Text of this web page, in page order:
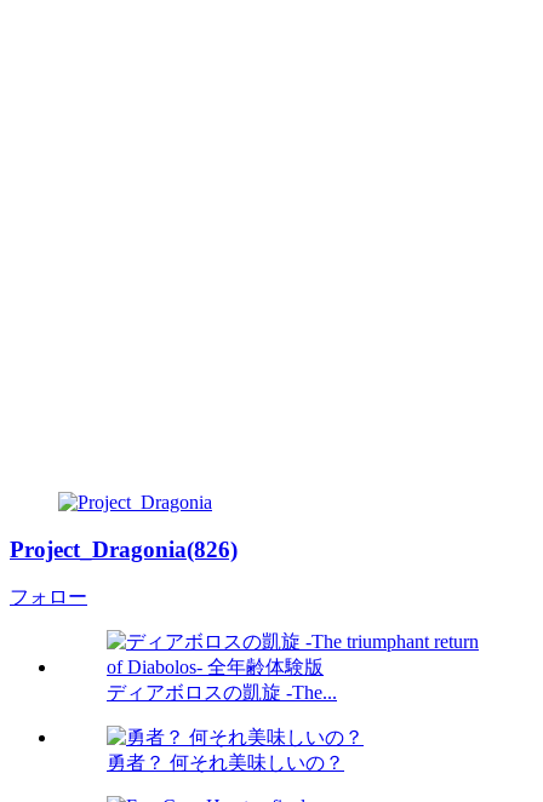
Project_Dragonia(826)
フォロー
ディアボロスの凱旋 -The...
勇者？ 何それ美味しいの？